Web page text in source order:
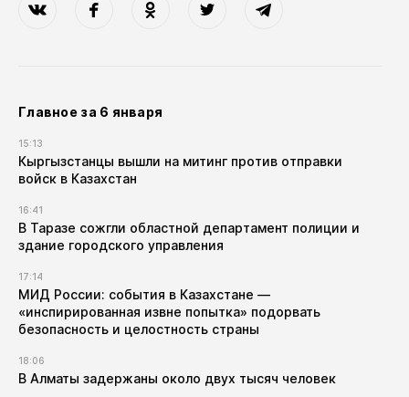
Главное за 6 января
15:13
Кыргызстанцы вышли на митинг против отправки
войск в Казахстан
16:41
В Таразе сожгли областной департамент полиции и
здание городского управления
17:14
МИД России: события в Казахстане —
«инспирированная извне попытка» подорвать
безопасность и целостность страны
18:06
В Алматы задержаны около двух тысяч человек